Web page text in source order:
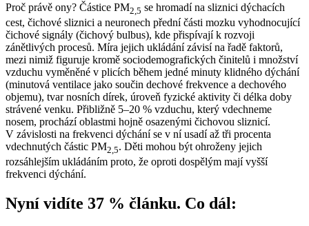
Proč právě ony? Částice PM2,5 se hromadí na sliznici dýchacích
cest, čichové sliznici a neuronech přední části mozku vyhodnocující
čichové signály (čichový bulbus), kde přispívají k rozvoji
zánětlivých procesů. Míra jejich ukládání závisí na řadě faktorů,
mezi nimiž figuruje kromě sociodemografických činitelů i množství
vzduchu vyměněné v plicích během jedné minuty klidného dýchání
(minutová ventilace jako součin dechové frekvence a dechového
objemu), tvar nosních dírek, úroveň fyzické aktivity či délka doby
strávené venku. Přibližně 5–20 % vzduchu, který vdechneme
nosem, prochází oblastmi hojně osazenými čichovou sliznicí.
V závislosti na frekvenci dýchání se v ní usadí až tři procenta
vdechnutých částic PM2,5. Děti mohou být ohroženy jejich
rozsáhlejším ukládáním proto, že oproti dospělým mají vyšší
frekvenci dýchání.
Nyní vidíte 37 % článku. Co dál: